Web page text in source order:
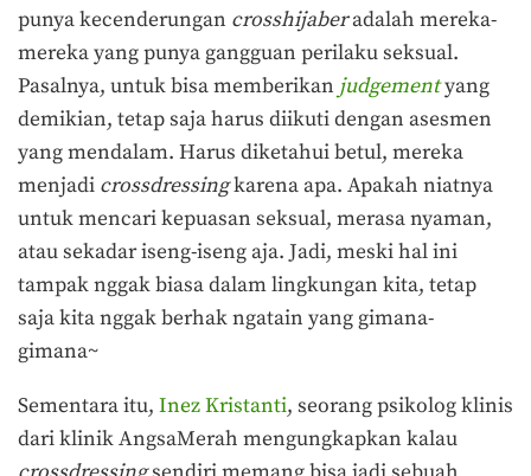
punya kecenderungan crosshijaberadalah mereka-
mereka yang punya gangguan perilaku seksual.
Pasalnya, untuk bisa memberikan judgementyang
demikian, tetap saja harus diikuti dengan asesmen
yang mendalam. Harus diketahui betul, mereka
menjadi crossdressingkarena apa. Apakah niatnya
untuk mencari kepuasan seksual, merasa nyaman,
atau sekadar iseng-iseng aja. Jadi, meski hal ini
tampak nggak biasa dalam lingkungan kita, tetap
saja kita nggak berhak ngatain yang gimana-
gimana~
Sementara itu, Inez Kristanti, seorang psikolog klinis
dari klinik AngsaMerah mengungkapkan kalau